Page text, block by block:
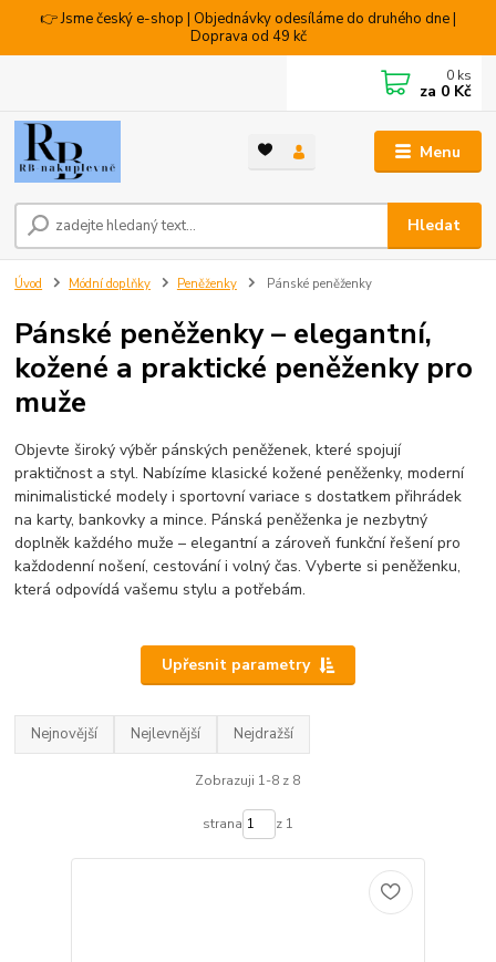
👉 Jsme český e-shop | Objednávky odesíláme do druhého dne |
Doprava od 49 kč
Menu
Hledat
0 ks
za 0 Kč
Úvod Módní doplňky Peněženky Pánské peněženky
Pánské peněženky – elegantní,
kožené a praktické peněženky pro
muže
Objevte široký výběr pánských peněženek, které spojují
praktičnost a styl. Nabízíme klasické kožené peněženky, moderní
minimalistické modely i sportovní variace s dostatkem přihrádek
na karty, bankovky a mince. Pánská peněženka je nezbytný
doplněk každého muže – elegantní a zároveň funkční řešení pro
každodenní nošení, cestování i volný čas. Vyberte si peněženku,
která odpovídá vašemu stylu a potřebám.
Upřesnit parametry
Nejnovější Nejlevnější Nejdražší
Zobrazuji 1-8 z 8
strana z 1